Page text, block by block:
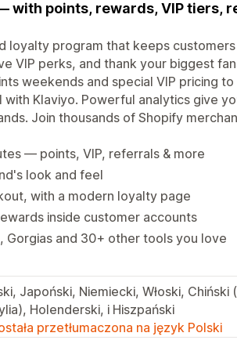
with points, rewards, VIP tiers,
loyalty program that keeps
VIP perks, and thank your biggest
weekends and special VIP pricing to
Klaviyo. Powerful analytics give
Join thousands of Shopify
— points, VIP, referrals & more
look and feel
with a modern loyalty page
inside customer accounts
and 30+ other tools you love
Japoński, Niemiecki, Włoski,
Holenderski, i Hiszpański
przetłumaczona na język Polski